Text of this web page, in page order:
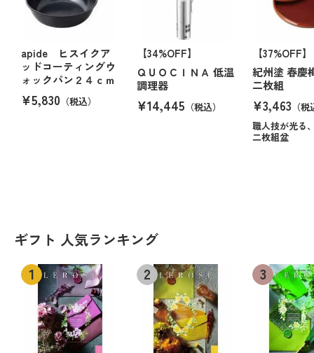
apide ヒスイクア
ッドコーティングウ
ォックパン２４ｃｍ
¥5,830 （税込）
【34%OFF】
ＱＵＯＣＩＮＡ 低温
調理器
¥14,445 （税込）
【37%OFF】
紀州塗 春慶
二枚組
¥3,463 （
職人技が光る
二枚組盆
ギフト 人気ランキング